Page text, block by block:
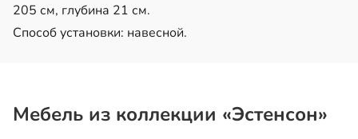
205 см, глубина 21 см.
Способ установки: навесной.
Мебель из коллекции «Эстенсон»